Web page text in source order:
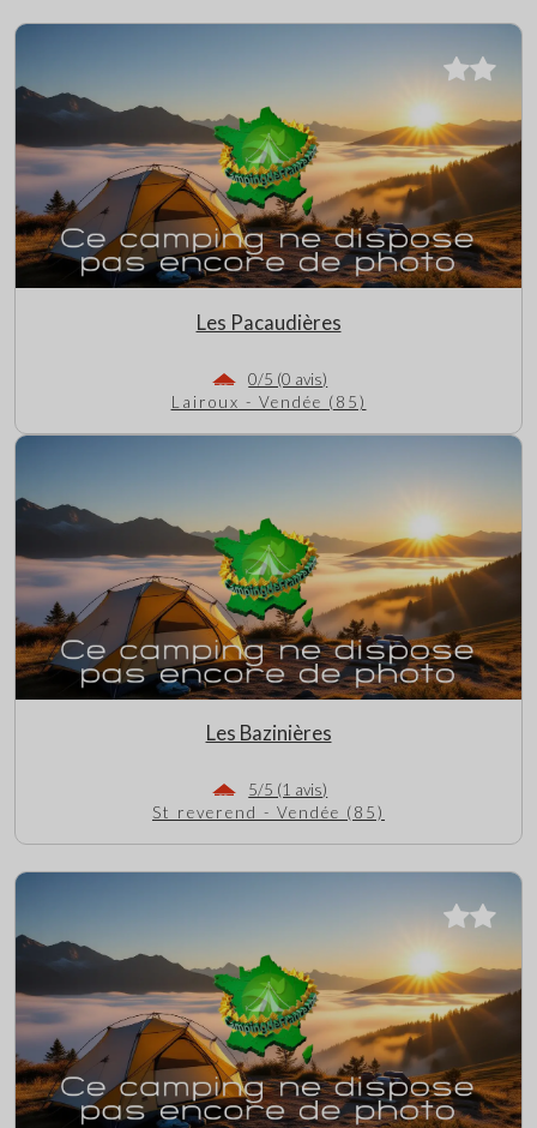
Les Pacaudières
0/5 (0 avis)
Lairoux - Vendée (85)
Les Bazinières
5/5 (1 avis)
St reverend - Vendée (85)